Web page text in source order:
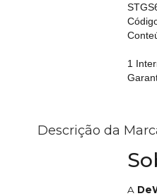
1
Descrição da
A